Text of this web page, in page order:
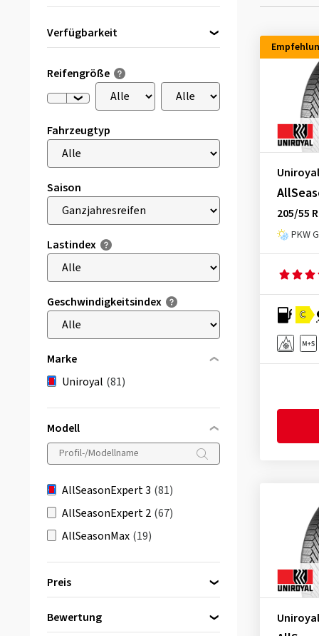
Verfügbarkeit
Reifengröße
Fahrzeugtyp
Saison
Lastindex
Geschwindigkeitsindex
Marke
Uniroyal (81)
Modell
AllSeasonExpert 3 (81)
AllSeasonExpert 2 (67)
AllSeasonMax (19)
Preis
von
bis
Bewertung
Uniroyal
205/55
PKW
C
Uniroyal